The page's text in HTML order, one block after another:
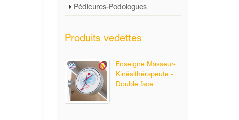
Pédicures-Podologues
Produits vedettes
Enseigne Masseur-
Kinésithérapeute -
Double face